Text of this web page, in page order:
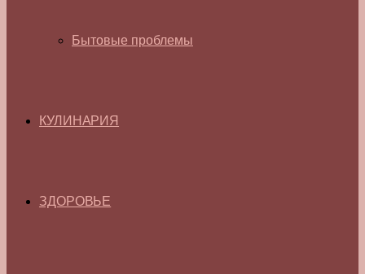
Бытовые проблемы
КУЛИНАРИЯ
ЗДОРОВЬЕ